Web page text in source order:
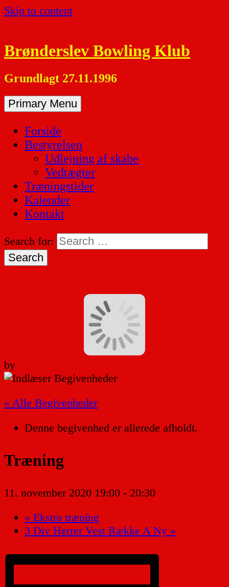
Skip to content
Brønderslev Bowling Klub
Grundlagt 27.11.1996
Primary Menu
Forside
Bestyrelsen
Udlejning af skabe
Vedtægter
Træningstider
Kalender
Kontakt
Search for:
by
« Alle Begivenheder
Denne begivenhed er allerede afholdt.
Træning
11. november 2020 19:00 - 20:30
« Ekstra træning
3 Div Herrer Vest Række A Ny »